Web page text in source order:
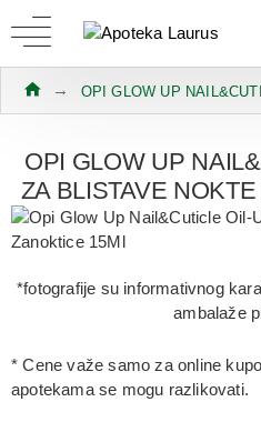
OPI GLOW UP
OPI GLOW UP
ZA BLISTAVE
*fotografije su informativnog
ambalaže
* Cene važe samo za online
apotekama se mogu razlikovati.